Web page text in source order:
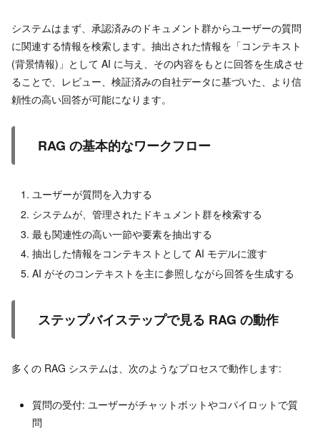
システムはまず、承認済みのドキュメント群からユーザーの質問
に関連する情報を検索します。抽出された情報を「コンテキスト
(背景情報)」として AI に与え、その内容をもとに回答を生成させ
ることで、レビュー、検証済みの自社データに基づいた、より信
頼性の高い回答が可能になります。
RAG の基本的なワークフロー
ユーザーが質問を入力する
システムが、管理されたドキュメント群を検索する
最も関連性の高い一節や要素を抽出する
抽出した情報をコンテキストとして AI モデルに渡す
AI がそのコンテキストを主に参照しながら回答を生成する
ステップバイステップで見る RAG の動作
多くの RAG システムは、次のようなプロセスで動作します:
質問の受付: ユーザーがチャットボットやコパイロットで質
問